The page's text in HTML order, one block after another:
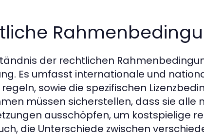
der rechtlichen
Es umfasst internationale und
sowie die spezifischen
müssen sicherstellen, dass sie
ausschöpfen, um kostspielige
die Unterschiede zwischen